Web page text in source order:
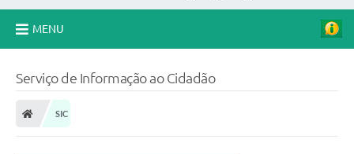
MENU
Serviços ao Cidadão
Serviço de Informação ao Cidadão
SIC